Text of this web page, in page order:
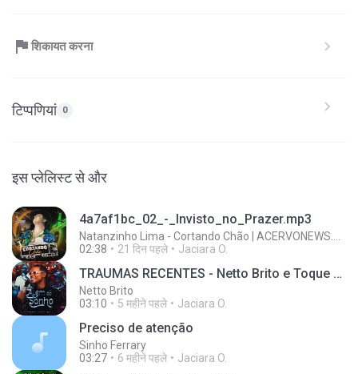
शिकायत करना
टिप्पणियां 0
इस प्लेलिस्ट से और
4a7af1bc_02_-_Invisto_no_Prazer.mp3
02:38
21 दिन पहले Jaciara O.
TRAUMAS RECENTES - Netto Brito e Toque Dez
Netto Brito
03:10
5 महीने पहले Jaciara O.
Preciso de atenção
Sinho Ferrary
03:27
6 महीने पहले Jaciara O.